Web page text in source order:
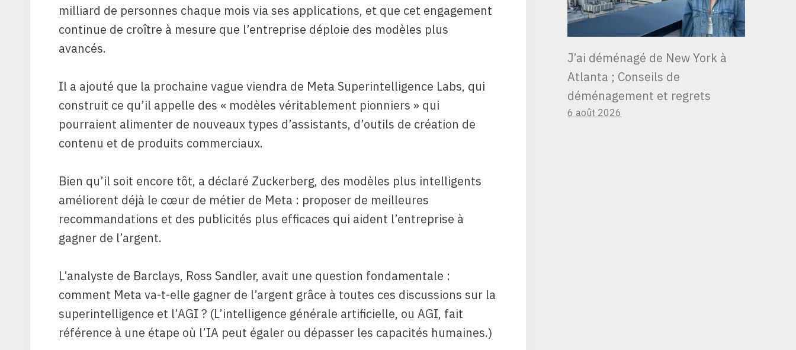
milliard de personnes chaque mois via ses applications, et que cet engagement
continue de croître à mesure que l’entreprise déploie des modèles plus
avancés.
Il a ajouté que la prochaine vague viendra de Meta Superintelligence Labs, qui
construit ce qu’il appelle des « modèles véritablement pionniers » qui
pourraient alimenter de nouveaux types d’assistants, d’outils de création de
contenu et de produits commerciaux.
Bien qu’il soit encore tôt, a déclaré Zuckerberg, des modèles plus intelligents
améliorent déjà le cœur de métier de Meta : proposer de meilleures
recommandations et des publicités plus efficaces qui aident l’entreprise à
gagner de l’argent.
L’analyste de Barclays, Ross Sandler, avait une question fondamentale :
comment Meta va-t-elle gagner de l’argent grâce à toutes ces discussions sur la
superintelligence et l’AGI ? (L’intelligence générale artificielle, ou AGI, fait
référence à une étape où l’IA peut égaler ou dépasser les capacités humaines.)
J’ai déménagé de New York à
Atlanta ; Conseils de
déménagement et regrets
6 août 2026